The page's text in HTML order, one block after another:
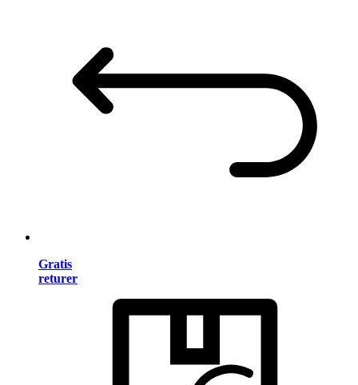
Gratis
returer